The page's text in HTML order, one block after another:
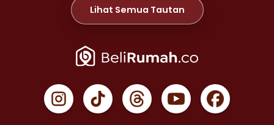
Properti Dijual di Meruya >
Properti Dijual di Jelambar >
Properti Dijual di Jakarta Pusat >
Properti Dijual di Gambir >
Properti Dijual di Johar Baru >
Lihat Semua Tautan